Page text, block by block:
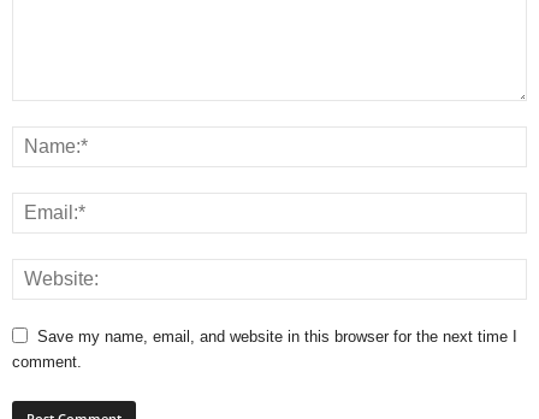
Save my name, email, and website in this browser for the next time I
comment.